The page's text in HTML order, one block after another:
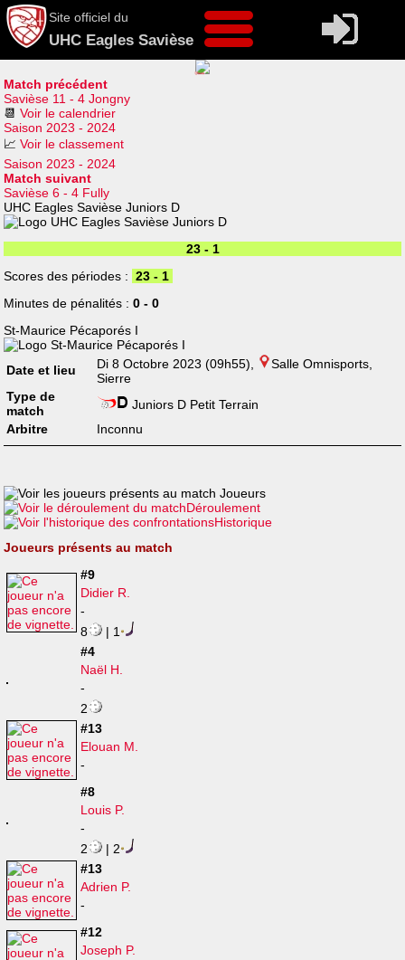
Site officiel du
UHC Eagles Savièse
Match précédent
Savièse 11 - 4 Jongny
📆 Voir le calendrier
Saison 2023 - 2024
📈 Voir le classement
Saison 2023 - 2024
Match suivant
Savièse 6 - 4 Fully
UHC Eagles Savièse Juniors D
23 - 1
Scores des périodes : 23 - 1
Minutes de pénalités : 0 - 0
St-Maurice Pécaporés I
Date et lieu Di 8 Octobre 2023 (09h55),
Salle Omnisports,
Sierre
Type de
match
Juniors D Petit Terrain
Arbitre
Inconnu
Joueurs
Déroulement
Historique
Joueurs présents au match
#9
Didier R.
-
8
| 1
#4
Naël H.
-
2
#13
Elouan M.
-
#8
Louis P.
-
2
| 2
#13
Adrien P.
-
#12
Joseph P.